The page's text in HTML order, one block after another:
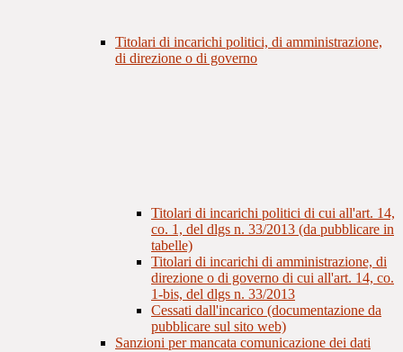
Titolari di incarichi politici, di amministrazione,
di direzione o di governo
Titolari di incarichi politici di cui all'art. 14,
co. 1, del dlgs n. 33/2013 (da pubblicare in
tabelle)
Titolari di incarichi di amministrazione, di
direzione o di governo di cui all'art. 14, co.
1-bis, del dlgs n. 33/2013
Cessati dall'incarico (documentazione da
pubblicare sul sito web)
Sanzioni per mancata comunicazione dei dati